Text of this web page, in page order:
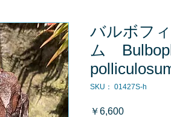
バルボフ
ム
SKU： 01427S-h
￥6,600価